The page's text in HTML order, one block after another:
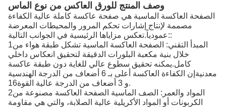
وصف المنتج للورق العاكس من نوع الماس
الصفحة العاكسة الماسية هي صفحة عاكسة كاملة عالية الكفاءة
مصممة لإنتاج إشارات تحكم المرور والمحيطات المعرضة
عمودياً.تعكس مزاياها الرئيسية في الجوانب التالية::
1المبدأ التقني: الصفحة العاكسة الماسية تشكل طبقة هواء من
خلال بنية مكعبة البلورات الدقيقة لتحقيق انعكاس داخلي
كامل.يمكنه تحقيق سطوع عالي للغاية دون طبقة عاكسة
معدنيةإن الكفاءة العاكسة أعلى بـ 6 أضعاف من الدرجة الهندسية
و 3 أضعاف من الدرجة عالية القوة16.
2المواد والعمر: الصف الماسية الصفحة العاكسة مصنوعة من
الكربونات أو المواد الأكريلية عالية الصلابة، والتي هي مقاومة